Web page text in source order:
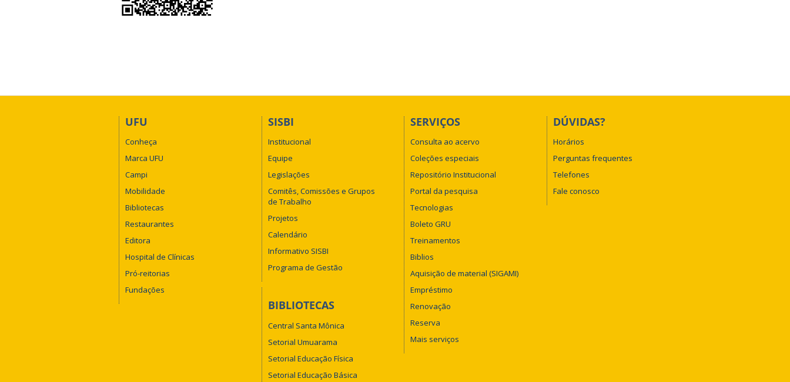
UFU
Conheça
Marca UFU
Campi
Mobilidade
Bibliotecas
Restaurantes
Editora
Hospital de Clínicas
Pró-reitorias
Fundações
SISBI
Institucional
Equipe
Legislações
Comitês, Comissões e Grupos
de Trabalho
Projetos
Calendário
Informativo SISBI
Programa de Gestão
BIBLIOTECAS
Central Santa Mônica
Setorial Umuarama
Setorial Educação Física
Setorial Educação Básica
SERVIÇOS
Consulta ao acervo
Coleções especiais
Repositório Institucional
Portal da pesquisa
Tecnologias
Boleto GRU
Treinamentos
Biblios
Aquisição de material (SIGAMI)
Empréstimo
Renovação
Reserva
Mais serviços
DÚVIDAS?
Horários
Perguntas frequentes
Telefones
Fale conosco